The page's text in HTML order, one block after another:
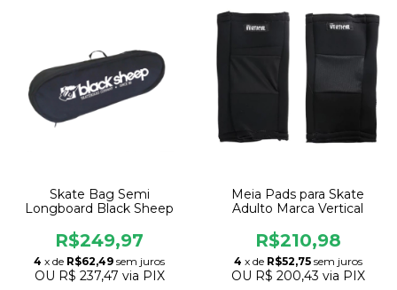
Skate Bag Semi
Longboard Black Sheep
R$249,97
4 x de R$62,49 sem juros
OU R$ 237,47 via PIX
Meia Pads para Skate
Adulto Marca Vertical
R$210,98
4 x de R$52,75 sem juros
OU R$ 200,43 via PIX